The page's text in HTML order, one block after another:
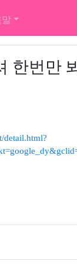
한번만
detail.html?